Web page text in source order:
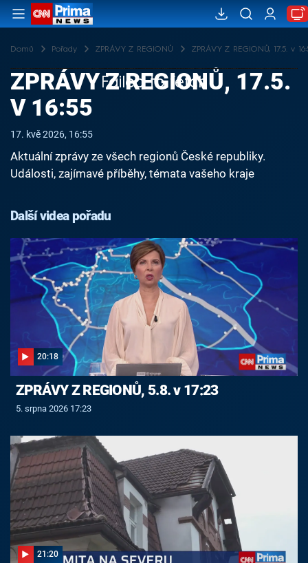
Domů Pořady ZPRÁVY Z REGIONŮ ZPRÁVY Z REGIONŮ, 17.5. v
Failed to fetch
ZPRÁVY Z REGIONŮ, 17.5.
V 16:55
17. kvě 2026, 16:55
Aktuální zprávy ze všech regionů České republiky.
Události, zajímavé příběhy, témata vašeho kraje
Další videa pořadu
20:18
ZPRÁVY Z REGIONŮ, 5.8. v 17:23
5. srpna 2026 17:23
21:20